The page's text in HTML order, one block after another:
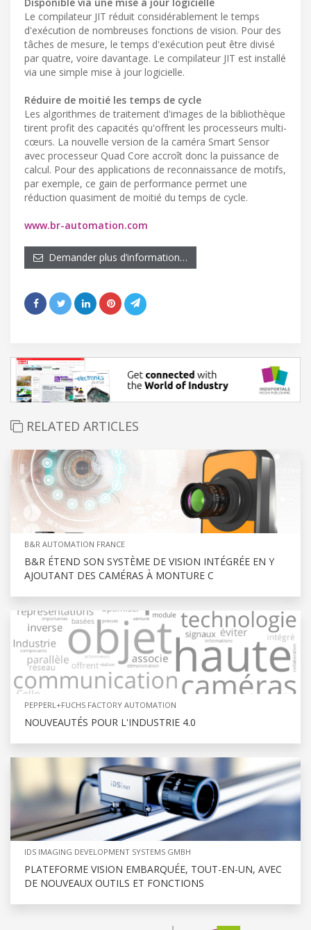
Le compilateur JIT réduit considérablement le temps
d'exécution de nombreuses fonctions de vision. Pour des
tâches de mesure, le temps d'exécution peut être divisé
par quatre, voire davantage. Le compilateur JIT est installé
via une simple mise à jour logicielle.
Réduire de moitié les temps de cycle
Les algorithmes de traitement d'images de la bibliothèque
tirent profit des capacités qu'offrent les processeurs multi-
cœurs. La nouvelle version de la caméra Smart Sensor
avec processeur Quad Core accroît donc la puissance de
calcul. Pour des applications de reconnaissance de motifs,
par exemple, ce gain de performance permet une
réduction quasiment de moitié du temps de cycle.
www.br-automation.com
Demander plus d’information…
RELATED ARTICLES
B&R AUTOMATION FRANCE
B&R ÉTEND SON SYSTÈME DE VISION INTÉGRÉE EN Y
AJOUTANT DES CAMÉRAS À MONTURE C
PEPPERL+FUCHS FACTORY AUTOMATION
NOUVEAUTÉS POUR L'INDUSTRIE 4.0
IDS IMAGING DEVELOPMENT SYSTEMS GMBH
PLATEFORME VISION EMBARQUÉE, TOUT-EN-UN, AVEC
DE NOUVEAUX OUTILS ET FONCTIONS